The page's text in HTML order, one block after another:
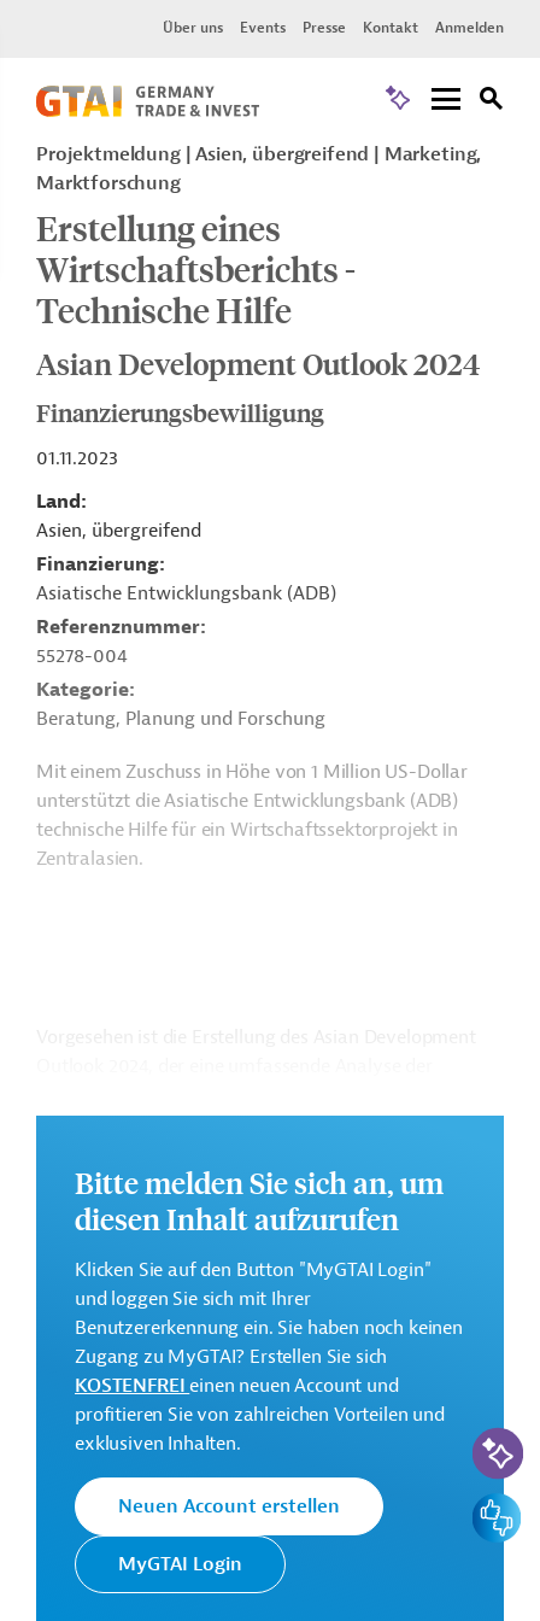
Über uns Events Presse Kontakt Anmelden
Projektmeldung Asien, übergreifend
Marketing,
Marktforschung
Erstellung eines
Wirtschaftsberichts -
Technische Hilfe
Asian Development Outlook 2024
Finanzierungsbewilligung
01.11.2023
Land
Asien, übergreifend
Finanzierung
Asiatische Entwicklungsbank (ADB)
Referenznummer
55278-004
Kategorie
Beratung, Planung und Forschung
Mit einem Zuschuss in Höhe von 1 Million US-Dollar
unterstützt die Asiatische Entwicklungsbank (ADB)
technische Hilfe für ein Wirtschaftssektorprojekt in
Zentralasien.
Weitere Informationen zu dem Entwicklungsprojekt
finden Sie auf derWebseite der ADB
.
Regularien und praktische Hinweise zur
Geschäftsanbahnung.
Geberbeitrag:
1 Millionen US-Dollar (Zuschuss)
Kontaktadresse
Die ADB ist die wichtigste
Bitte melden Sie sich an, um
diesen Inhalt aufzurufen
Klicken Sie auf den Button "MyGTAI Login"
und loggen Sie sich mit Ihrer
Benutzererkennung ein. Sie haben noch keinen
Zugang zu MyGTAI? Erstellen Sie sich
KOSTENFREIeinen neuen Account und
profitieren Sie von zahlreichen Vorteilen und
exklusiven Inhalten.
Neuen Account erstellen
MyGTAI Login
KI-